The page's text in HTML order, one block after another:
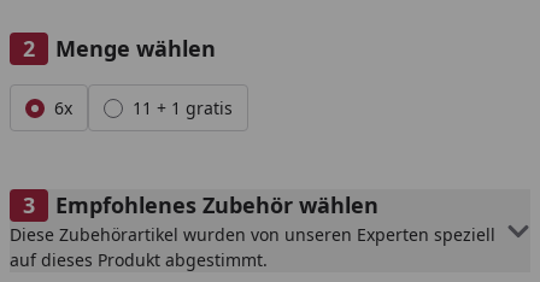
Menge wählen
Alle anzeigen (2)
6x 11 + 1 gratis
Empfohlenes Zubehör wählen
Diese Zubehörartikel wurden von unseren Experten speziell
auf dieses Produkt abgestimmt.